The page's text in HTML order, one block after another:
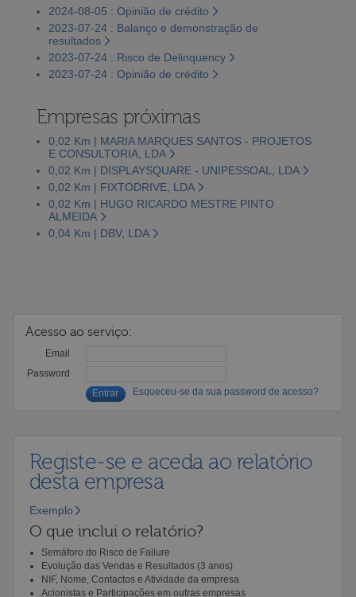
2024-08-05 : Opinião de crédito
2023-07-24 : Balanço e demonstração de
resultados
2023-07-24 : Risco de Delinquency
2023-07-24 : Opinião de crédito
Empresas próximas
0,02 Km | MARIA MARQUES SANTOS - PROJETOS
E CONSULTORIA, LDA
0,02 Km | DISPLAYSQUARE - UNIPESSOAL, LDA
0,02 Km | FIXTODRIVE, LDA
0,02 Km | HUGO RICARDO MESTRE PINTO
ALMEIDA
0,04 Km | DBV, LDA
Acesso ao serviço:
Email
Password
Esqueceu-se da sua password de acesso?
Registe-se e aceda ao relatório
desta empresa
Exemplo
O que inclui o relatório?
Semáforo do Risco de Failure
Evolução das Vendas e Resultados (3 anos)
NIF, Nome, Contactos e Atividade da empresa
Acionistas e Participações em outras empresas